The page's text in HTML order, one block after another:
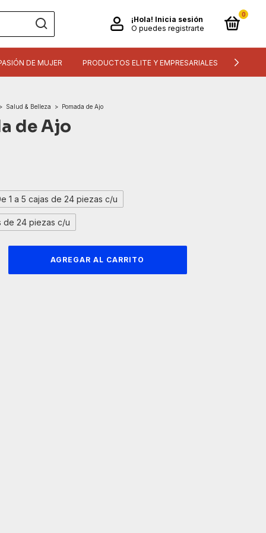
¡Hola! Inicia sesión
O puedes registrarte
0
DE MUJER PRODUCTOS ELITE Y EMPRESARIALES
> Salud & Belleza > Pomada de Ajo
de Ajo
1 a 5 cajas de 24 piezas c/u
de 24 piezas c/u